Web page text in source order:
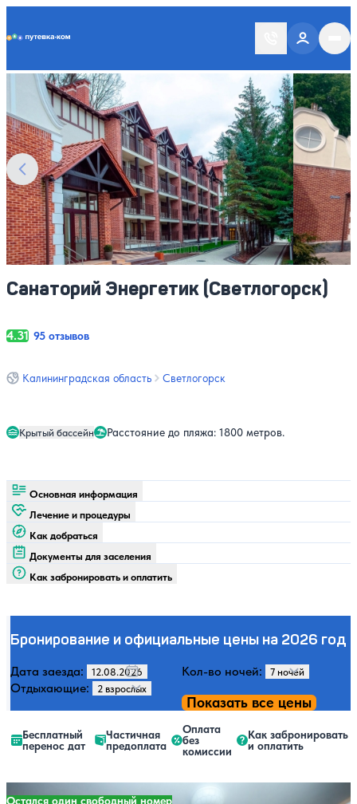
Смотреть все фото15
Санаторий Энергетик (Светлогорск)
Калининградская область Светлогорск
Крытый бассейн Расстояние до пляжа: 1800 метров.
4.31 95 отзывов
Основная информация
Лечение и процедуры
Как добраться
Документы для заселения
Как забронировать и оплатить
Бронирование и официальные цены на 2026 год
Дата заезда:
Кол-во ночей:
Отдыхающие:
Показать все цены
Бесплатный
перенос дат
Частичная
предоплата
Оплата
без
комиссии
Как забронировать
и оплатить
Остался один свободный номер